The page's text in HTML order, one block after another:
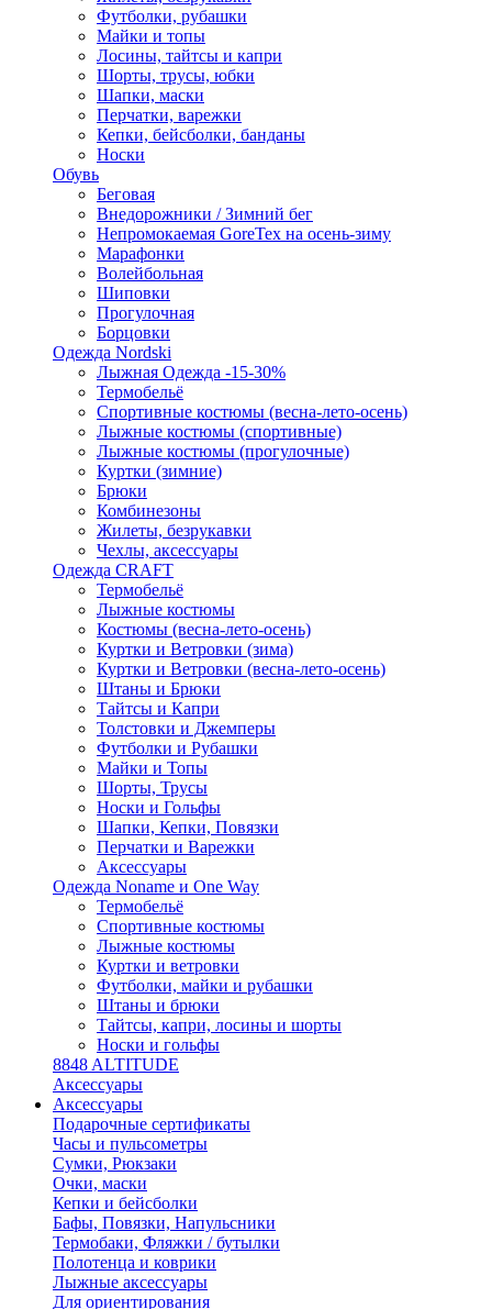
Футболки, рубашки
Майки и топы
Лосины, тайтсы и капри
Шорты, трусы, юбки
Шапки, маски
Перчатки, варежки
Кепки, бейсболки, банданы
Носки
Обувь
Беговая
Внедорожники / Зимний бег
Непромокаемая GoreTex на осень-зиму
Марафонки
Волейбольная
Шиповки
Прогулочная
Борцовки
Одежда Nordski
Лыжная Одежда -15-30%
Термобельё
Спортивные костюмы (весна-лето-осень)
Лыжные костюмы (спортивные)
Лыжные костюмы (прогулочные)
Куртки (зимние)
Брюки
Комбинезоны
Жилеты, безрукавки
Чехлы, аксессуары
Одежда CRAFT
Термобельё
Лыжные костюмы
Костюмы (весна-лето-осень)
Куртки и Ветровки (зима)
Куртки и Ветровки (весна-лето-осень)
Штаны и Брюки
Тайтсы и Капри
Толстовки и Джемперы
Футболки и Рубашки
Майки и Топы
Шорты, Трусы
Носки и Гольфы
Шапки, Кепки, Повязки
Перчатки и Варежки
Аксессуары
Одежда Noname и One Way
Термобельё
Спортивные костюмы
Лыжные костюмы
Куртки и ветровки
Футболки, майки и рубашки
Штаны и брюки
Тайтсы, капри, лосины и шорты
Носки и гольфы
8848 ALTITUDE
Аксессуары
Аксессуары
Подарочные сертификаты
Часы и пульсометры
Сумки, Рюкзаки
Очки, маски
Кепки и бейсболки
Бафы, Повязки, Напульсники
Термобаки, Фляжки / бутылки
Полотенца и коврики
Лыжные аксессуары
Для ориентирования